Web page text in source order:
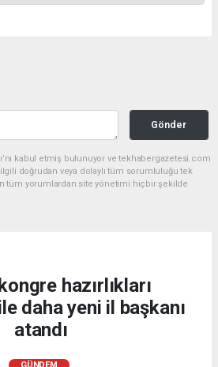
Gönder
kabul etmiş bulunuyor ve tekhabergazetesi.com
ilgili doğrudan veya dolaylı tüm sorumluluğu tek
tüm yorumlardan site yönetimi hiçbir şekilde
hazırlıkları
daha yeni il başkanı
atandı